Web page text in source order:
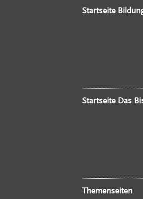
Startseite
Startseite Das
Themenseiten